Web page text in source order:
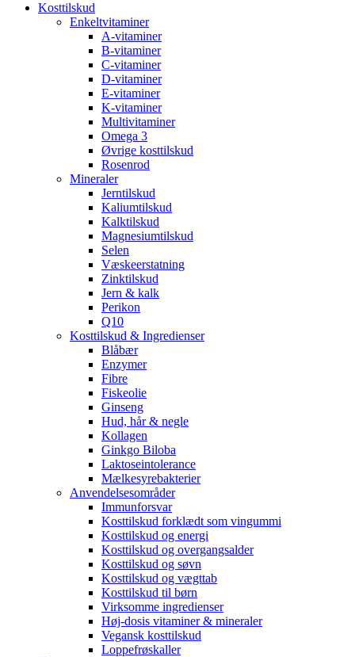
Kosttilskud
Enkeltvitaminer
A-vitaminer
B-vitaminer
C-vitaminer
D-vitaminer
E-vitaminer
K-vitaminer
Multivitaminer
Omega 3
Øvrige kosttilskud
Rosenrod
Mineraler
Jerntilskud
Kaliumtilskud
Kalktilskud
Magnesiumtilskud
Selen
Væskeerstatning
Zinktilskud
Jern & kalk
Perikon
Q10
Kosttilskud & Ingredienser
Blåbær
Enzymer
Fibre
Fiskeolie
Ginseng
Hud, hår & negle
Kollagen
Ginkgo Biloba
Laktoseintolerance
Mælkesyrebakterier
Anvendelsesområder
Immunforsvar
Kosttilskud forklædt som vingummi
Kosttilskud og energi
Kosttilskud og overgangsalder
Kosttilskud og søvn
Kosttilskud og vægttab
Kosttilskud til børn
Virksomme ingredienser
Høj-dosis vitaminer & mineraler
Vegansk kosttilskud
Loppefrøskaller